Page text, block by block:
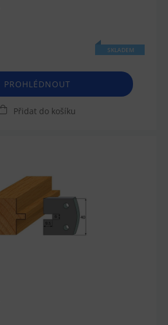
SKLADEM
PROHLÉDNOUT
Přidat do košíku